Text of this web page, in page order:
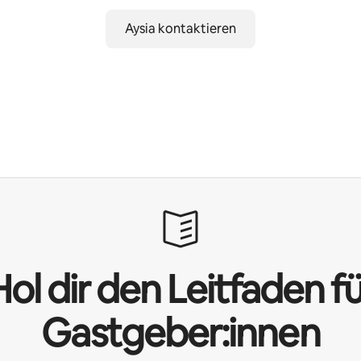
Aysia kontaktieren
dir den Leitfaden
Gastgeber:innen